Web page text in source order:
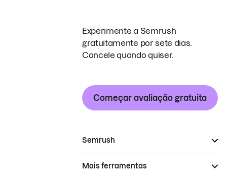
Experimente a Semrush
gratuitamente por sete dias.
Cancele quando quiser.
Começar avaliação gratuita
Semrush
Mais ferramentas